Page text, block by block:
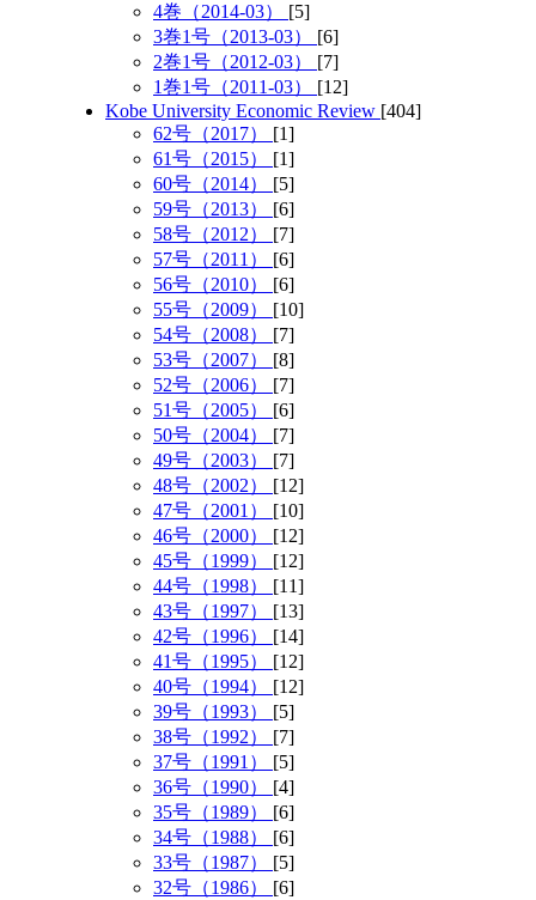
4巻（2014-03） [5]
3巻1号（2013-03） [6]
2巻1号（2012-03） [7]
1巻1号（2011-03） [12]
Kobe University Economic Review [404]
62号（2017） [1]
61号（2015） [1]
60号（2014） [5]
59号（2013） [6]
58号（2012） [7]
57号（2011） [6]
56号（2010） [6]
55号（2009） [10]
54号（2008） [7]
53号（2007） [8]
52号（2006） [7]
51号（2005） [6]
50号（2004） [7]
49号（2003） [7]
48号（2002） [12]
47号（2001） [10]
46号（2000） [12]
45号（1999） [12]
44号（1998） [11]
43号（1997） [13]
42号（1996） [14]
41号（1995） [12]
40号（1994） [12]
39号（1993） [5]
38号（1992） [7]
37号（1991） [5]
36号（1990） [4]
35号（1989） [6]
34号（1988） [6]
33号（1987） [5]
32号（1986） [6]